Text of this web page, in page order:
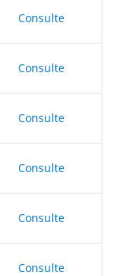
Consulte
Consulte
Consulte
Consulte
Consulte
Consulte